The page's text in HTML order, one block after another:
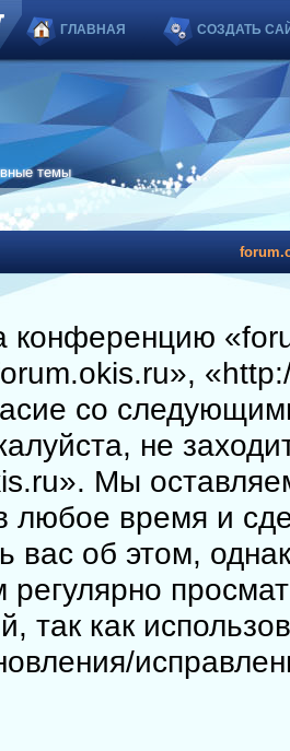
ГЛАВНАЯ СОЗДАТЬ
темы
конференцию
со
не
Мы
любое время и
вас об этом,
так как